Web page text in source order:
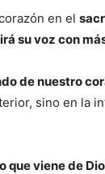
en el
su voz con
de nuestro
sino en la
que viene de